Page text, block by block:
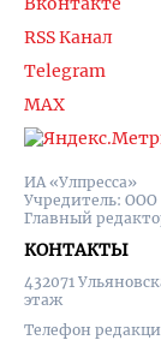
ИА «Улпресса»
Учредитель:
Главный
КОНТАКТЫ
432071
этаж
Телефон
RSS Канал
Telegram
MAX